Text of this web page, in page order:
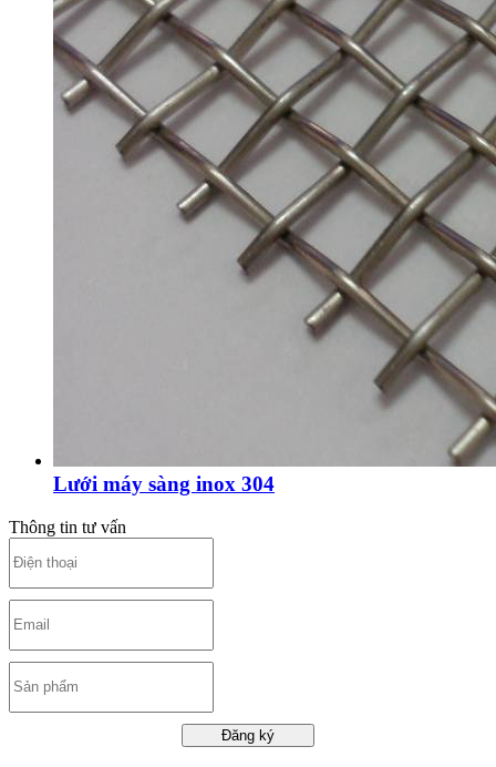
Lưới máy sàng inox 304
Thông tin tư vấn
Đăng ký